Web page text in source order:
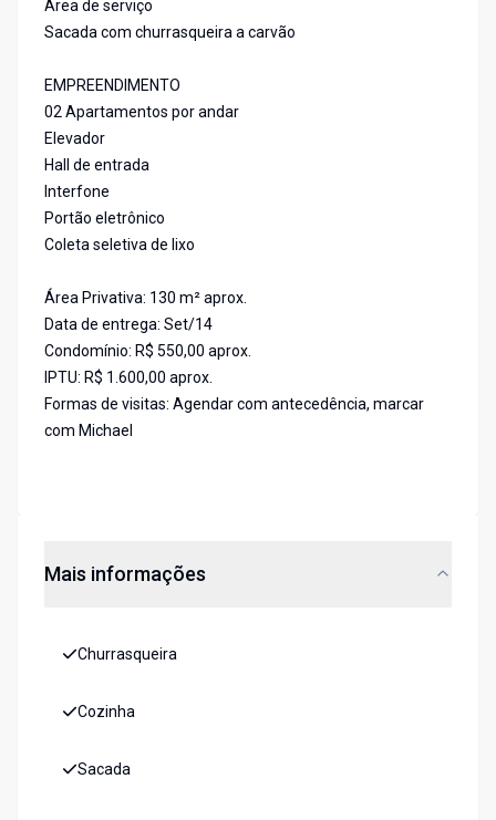
Área de serviço
Sacada com churrasqueira a carvão
EMPREENDIMENTO
02 Apartamentos por andar
Elevador
Hall de entrada
Interfone
Portão eletrônico
Coleta seletiva de lixo
Área Privativa: 130 m² aprox.
Data de entrega: Set/14
Condomínio: R$ 550,00 aprox.
IPTU: R$ 1.600,00 aprox.
Formas de visitas: Agendar com antecedência, marcar
com Michael
Mais informações
Churrasqueira
Cozinha
Sacada